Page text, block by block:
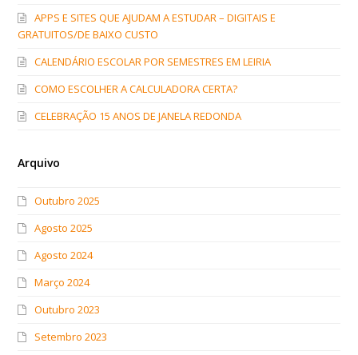
APPS E SITES QUE AJUDAM A ESTUDAR – DIGITAIS E
GRATUITOS/DE BAIXO CUSTO
CALENDÁRIO ESCOLAR POR SEMESTRES EM LEIRIA
COMO ESCOLHER A CALCULADORA CERTA?
CELEBRAÇÃO 15 ANOS DE JANELA REDONDA
Arquivo
Outubro 2025
Agosto 2025
Agosto 2024
Março 2024
Outubro 2023
Setembro 2023